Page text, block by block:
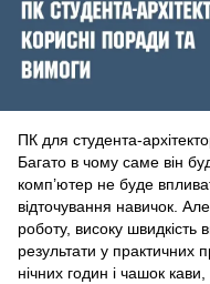
ПК для студента-
Багато в чому саме він
комп’ютер не буде
відточування навичок.
роботу, високу швидкість
результати у практичних
нічних годин і чашок